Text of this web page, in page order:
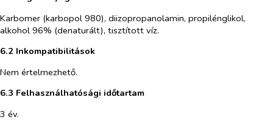
Karbomer (karbopol 980), diizopropanolamin, propilénglikol,
alkohol 96% (denaturált), tisztított víz.
6.2 Inkompatibilitások
Nem értelmezhető.
6.3 Felhasználhatósági időtartam
3 év.